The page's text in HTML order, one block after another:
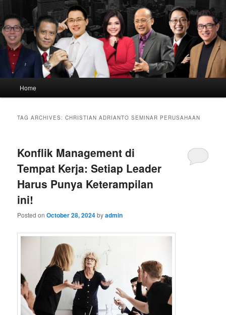
Home
TAG ARCHIVES:CHRISTIAN ADRIANTO SEMINAR PERUSAHAAN
Konflik Management di
Tempat Kerja: Setiap Leader
Harus Punya Keterampilan
ini!
Posted onOctober 28, 2024byadmin